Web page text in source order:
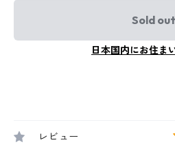
Sold out
日本国内にお住ま
レビュー